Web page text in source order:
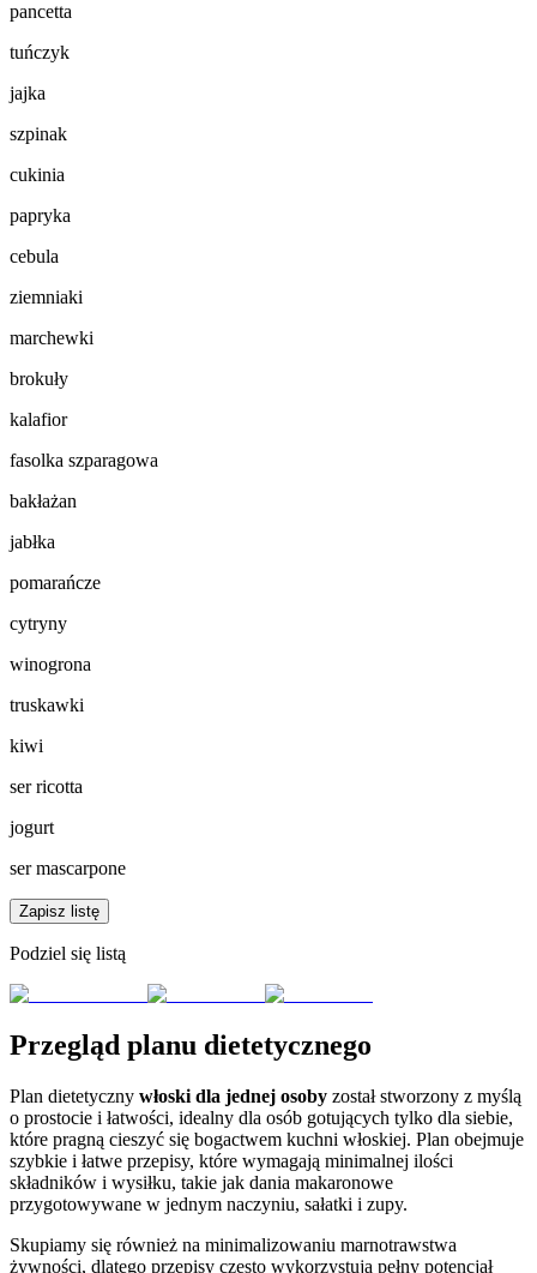
pancetta
tuńczyk
jajka
szpinak
cukinia
papryka
cebula
ziemniaki
marchewki
brokuły
kalafior
fasolka szparagowa
bakłażan
jabłka
pomarańcze
cytryny
winogrona
truskawki
kiwi
ser ricotta
jogurt
ser mascarpone
Zapisz listę
Podziel się listą
Przegląd planu dietetycznego
Plan dietetyczny włoski dla jednej osoby został stworzony z myślą
o prostocie i łatwości, idealny dla osób gotujących tylko dla siebie,
które pragną cieszyć się bogactwem kuchni włoskiej. Plan obejmuje
szybkie i łatwe przepisy, które wymagają minimalnej ilości
składników i wysiłku, takie jak dania makaronowe
przygotowywane w jednym naczyniu, sałatki i zupy.
Skupiamy się również na minimalizowaniu marnotrawstwa
żywności, dlatego przepisy często wykorzystują pełny potencjał